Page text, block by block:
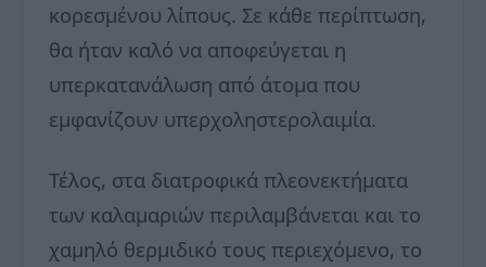
κορεσμένου λίπους. Σε κάθε περίπτωση,
θα ήταν καλό να αποφεύγεται η
υπερκατανάλωση από άτομα που
εμφανίζουν υπερχοληστερολαιμία.
Τέλος, στα διατροφικά πλεονεκτήματα
των καλαμαριών περιλαμβάνεται και το
χαμηλό θερμιδικό τους περιεχόμενο, το